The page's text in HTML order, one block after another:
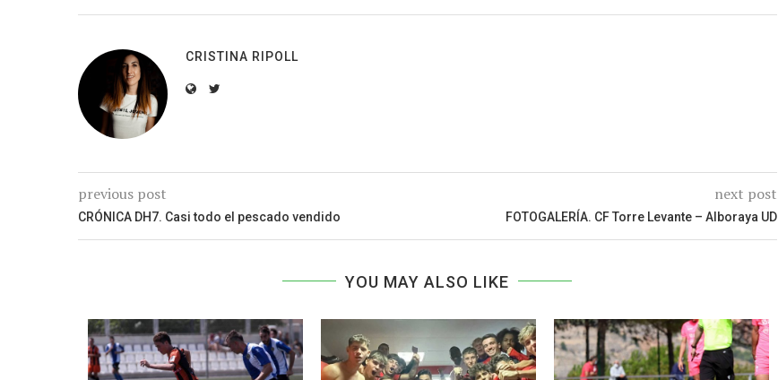
CRISTINA RIPOLL
previous post
CRÓNICA DH7. Casi todo el pescado vendido
next post
FOTOGALERÍA. CF Torre Levante – Alboraya UD
YOU MAY ALSO LIKE